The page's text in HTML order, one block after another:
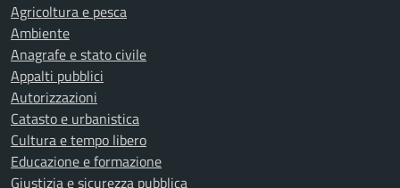
Agricoltura e pesca
Ambiente
Anagrafe e stato civile
Appalti pubblici
Autorizzazioni
Catasto e urbanistica
Cultura e tempo libero
Educazione e formazione
Giustizia e sicurezza pubblica